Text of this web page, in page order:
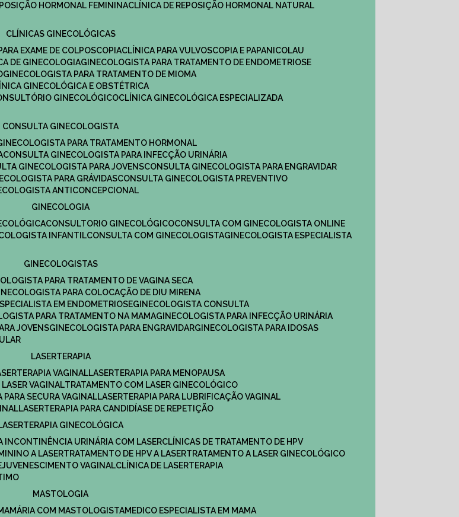
HORMONAL FEMININA
CLÍNICA DE REPOSIÇÃO HORMONAL NATURAL
CLÍNICAS GINECOLÓGICAS
EXAME DE COLPOSCOPIA
CLÍNICA PARA VULVOSCOPIA E PAPANICOLAU
DE GINECOLOGIA
GINECOLOGISTA PARA TRATAMENTO DE ENDOMETRIOSE
GINECOLOGISTA PARA TRATAMENTO DE MIOMA
GINECOLÓGICA E OBSTÉTRICA
GINECOLÓGICO
CLÍNICA GINECOLÓGICA ESPECIALIZADA
CONSULTA GINECOLOGISTA
PARA TRATAMENTO HORMONAL
CONSULTA GINECOLOGISTA PARA INFECÇÃO URINÁRIA
GINECOLOGISTA PARA JOVENS
CONSULTA GINECOLOGISTA PARA ENGRAVIDAR
PARA GRÁVIDAS
CONSULTA GINECOLOGISTA PREVENTIVO
ANTICONCEPCIONAL
GINECOLOGIA
CONSULTORIO GINECOLÓGICO​
CONSULTA COM GINECOLOGISTA ONLINE​
INFANTIL​ CONSULTA COM GINECOLOGISTA​
GINECOLOGISTA ESPECIALISTA
GINECOLOGISTAS
PARA TRATAMENTO DE VAGINA SECA
GINECOLOGISTA PARA COLOCAÇÃO DE DIU MIRENA
EM ENDOMETRIOSE
GINECOLOGISTA CONSULTA
PARA TRATAMENTO NA MAMA
GINECOLOGISTA PARA INFECÇÃO URINÁRIA
JOVENS GINECOLOGISTA PARA ENGRAVIDAR
GINECOLOGISTA PARA IDOSAS
LASERTERAPIA
VAGINAL LASERTERAPIA PARA MENOPAUSA
LASER VAGINAL
TRATAMENTO COM LASER GINECOLÓGICO
PARA SECURA VAGINAL​ LASERTERAPIA PARA LUBRIFICAÇÃO VAGINAL​
LASERTERAPIA PARA CANDIDÍASE DE REPETIÇÃO
LASERTERAPIA GINECOLÓGICA
INCONTINÊNCIA URINÁRIA COM LASER
CLÍNICAS DE TRATAMENTO DE HPV
A LASER TRATAMENTO DE HPV A LASER
TRATAMENTO A LASER GINECOLÓGICO
VAGINAL
CLÍNICA DE LASERTERAPIA
MASTOLOGIA
COM MASTOLOGISTA
MEDICO ESPECIALISTA EM MAMA​